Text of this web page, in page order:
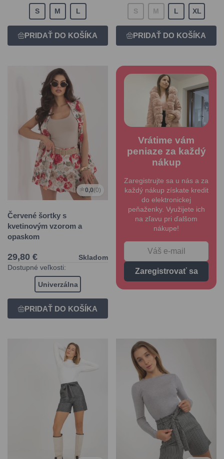
S M L S M L XL
0,0(0)
Červené šortky s
kvetinovým vzorom a
opaskom
29,80 €
Skladom
Dostupné veľkosti:
Univerzálna
Vrátime vám
peniaze za každý
nákup
Zaregistrujte sa u nás a za
každý nákup získate kredit
do elektronickej
peňaženky. Využijete ich
na zľavu pri ďalšom
nákupe!
Zaregistrovať sa